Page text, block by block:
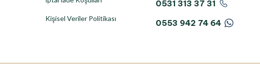
Kişisel Veriler Politikası
0531 313 37 31
0553 942 74 64